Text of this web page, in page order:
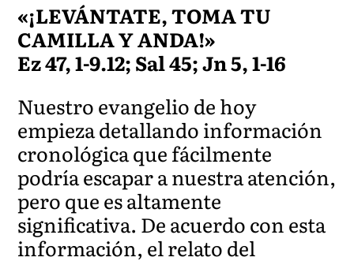
«¡LEVÁNTATE, TOMA TU
CAMILLA Y ANDA!»
Ez 47, 1-9.12; Sal 45; Jn 5, 1-16
Nuestro evangelio de hoy
empieza detallando información
cronológica que fácilmente
podría escapar a nuestra atención,
pero que es altamente
significativa. De acuerdo con esta
información, el relato del